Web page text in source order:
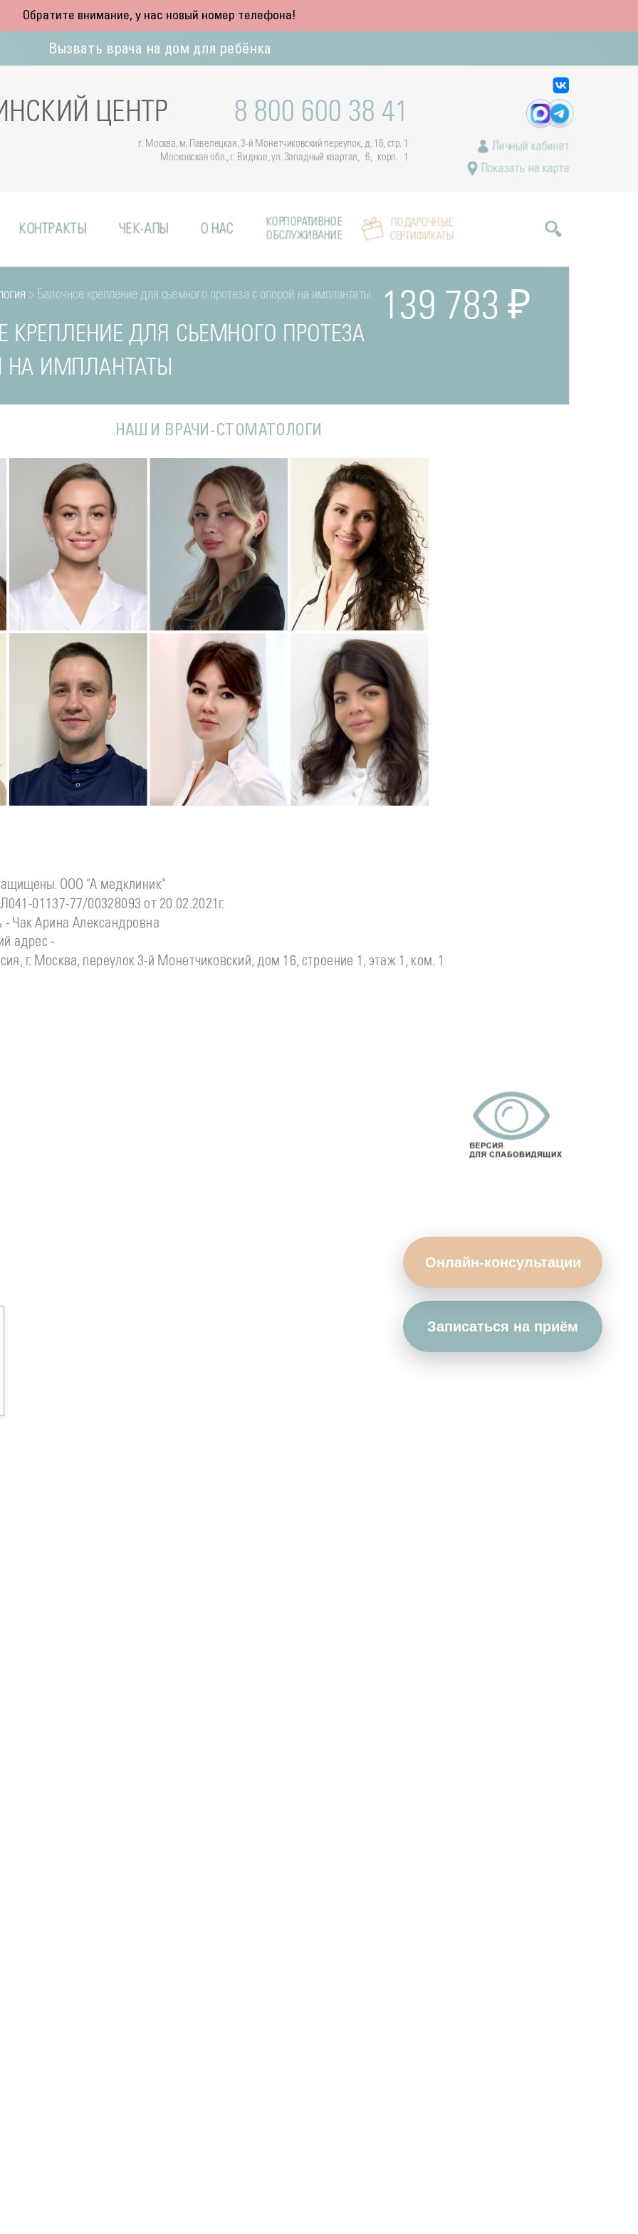
Обратите внимание, у нас новый номер телефона!
Вызвать врача на дом для ребёнка
ЦЕНТР 8 800 600 38 41
г. Москва, м. Павелецкая, 3-й Монетчиковский переулок, д. 16, стр. 1
Московская обл., г. Видное, ул. Западный квартал, 6, корп. 1
Личный кабинет
Показать на карте
КОНТРАКТЫ ЧЕК-АПЫ О НАС
КОРПОРАТИВНОЕ
ОБСЛУЖИВАНИЕ
ПОДАРОЧНЫЕ
СЕРТИФИКАТЫ
139 783 ₽
> Балочное крепление для сьемного протеза с опорой на имплантаты
КРЕПЛЕНИЕ ДЛЯ СЬЕМНОГО ПРОТЕЗА
НА ИМПЛАНТАТЫ
НАШИ ВРАЧИ-СТОМАТОЛОГИ
Подробнее
о Наталья
Соколовская
Стоматолог-терапевт
Подробнеео Полина
Соколовская
Стоматолог-терапевт
Подробнеео
Прохорова
Стоматолог-терапевт
Подробнеео
Симонов
Стоматолог детский
Подробнее о
Ситдикова
Стоматолог-хирург
Подробнеео
Тумасян
Стоматолог-терапевт
ООО "А медклиник"
01137-77/00328093 от 20.02.2021г.
- Чак Арина Александровна
адрес -
г. Москва, переулок 3-й Монетчиковский, дом 16, строение 1, этаж 1, ком. 1
Записаться на приём
Онлайн-консультации